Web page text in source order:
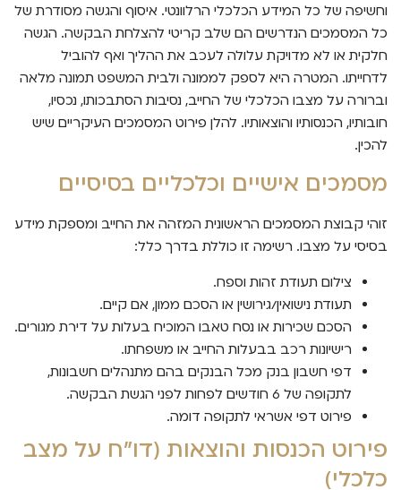
וחשיפה של כל המידע הכלכלי הרלוונטי. איסוף והגשה מסודרת של
כל המסמכים הנדרשים הם שלב קריטי להצלחת הבקשה. הגשה
חלקית או לא מדויקת עלולה לעכב את ההליך ואף להוביל
לדחייתו. המטרה היא לספק לממונה ולבית המשפט תמונה מלאה
וברורה על מצבו הכלכלי של החייב, נסיבות הסתבכותו, נכסיו,
חובותיו, הכנסותיו והוצאותיו. להלן פירוט המסמכים העיקריים שיש
להכין.
מסמכים אישיים וכלכליים בסיסיים
זוהי קבוצת המסמכים הראשונית המזהה את החייב ומספקת מידע
בסיסי על מצבו. רשימה זו כוללת בדרך כלל:
צילום תעודת זהות וספח.
תעודת נישואין/גירושין או הסכם ממון, אם קיים.
הסכם שכירות או נסח טאבו המוכיח בעלות על דירת מגורים.
רישיונות רכב בבעלות החייב או משפחתו.
דפי חשבון בנק מכל הבנקים בהם מתנהלים חשבונות,
לתקופה של 6 חודשים לפחות לפני הגשת הבקשה.
פירוט דפי אשראי לתקופה דומה.
פירוט הכנסות והוצאות (דו"ח על מצב
כלכלי)